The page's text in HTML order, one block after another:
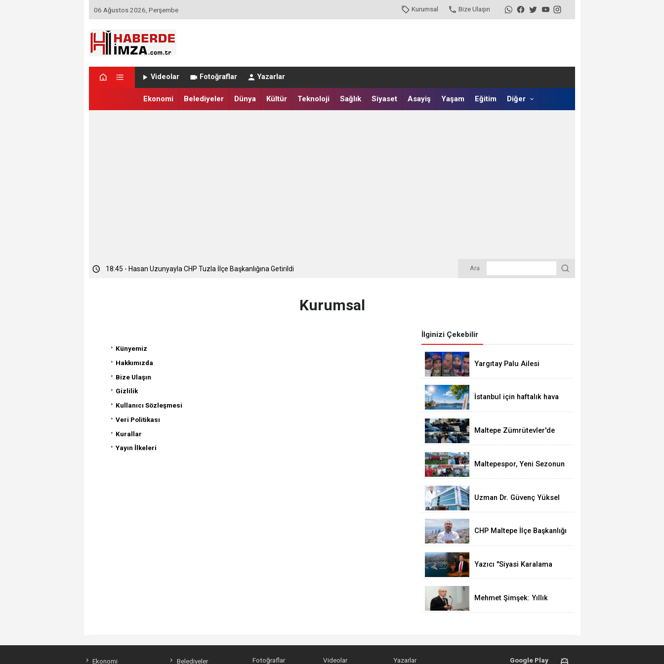
06 Ağustos 2026, Perşembe Kurumsal Bize Ulaşın
Videolar Fotoğraflar Yazarlar
Ekonomi Belediyeler Dünya Kültür Teknoloji Sağlık Siyaset Asayiş Yaşam Eğitim Diğer
18:45 - Hasan Uzunyayla CHP Tuzla İlçe Başkanlığına Getirildi Ara
Kurumsal
Künyemiz
Hakkımızda
Bize Ulaşın
Gizlilik
Kullanıcı Sözleşmesi
Veri Politikası
Kurallar
Yayın İlkeleri
İlginizi Çekebilir
Yargıtay Palu Ailesi
Kesinleşti
İstanbul için haftalık hava
sıcaklık 34 dereceye kadar
Maltepe Zümrütevler'de
Maltepespor, Yeni Sezonun
Uzman Dr. Güvenç Yüksel
CHP Maltepe İlçe Başkanlığı
Atandı
Yazıcı "Siyasi Karalama
Mehmet Şimşek: Yıllık
Ekonomi Belediyeler Fotoğraflar Videolar Yazarlar Google Play